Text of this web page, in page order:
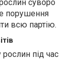
суворо
порушення
всю партію.
під час